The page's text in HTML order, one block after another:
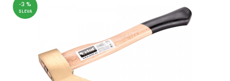
-3 %
SLEVA